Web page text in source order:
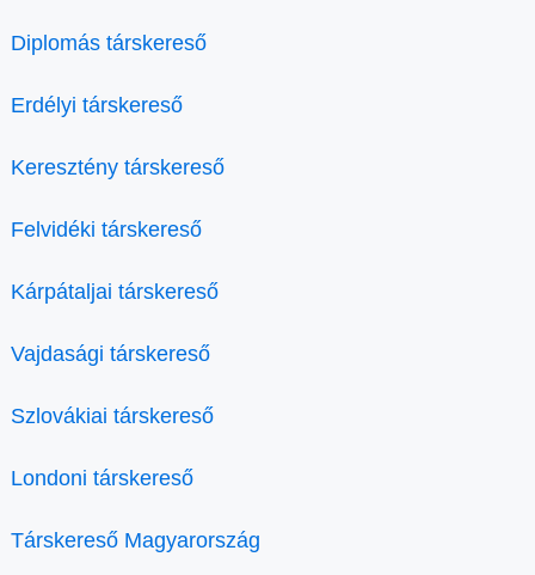
Diplomás társkereső
Erdélyi társkereső
Keresztény társkereső
Felvidéki társkereső
Kárpátaljai társkereső
Vajdasági társkereső
Szlovákiai társkereső
Londoni társkereső
Társkereső Magyarország